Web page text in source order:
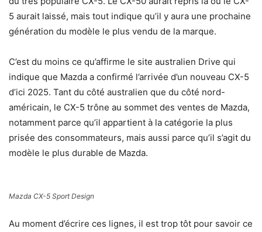
5 aurait laissé, mais tout indique qu’il y aura une prochaine
génération du modèle le plus vendu de la marque.
C’est du moins ce qu’affirme le site australien Drive qui
indique que Mazda a confirmé l’arrivée d’un nouveau CX-5
d’ici 2025. Tant du côté australien que du côté nord-
américain, le CX-5 trône au sommet des ventes de Mazda,
notamment parce qu’il appartient à la catégorie la plus
prisée des consommateurs, mais aussi parce qu’il s’agit du
modèle le plus durable de Mazda.
Mazda CX-5 Sport Design
Au moment d’écrire ces lignes, il est trop tôt pour savoir ce